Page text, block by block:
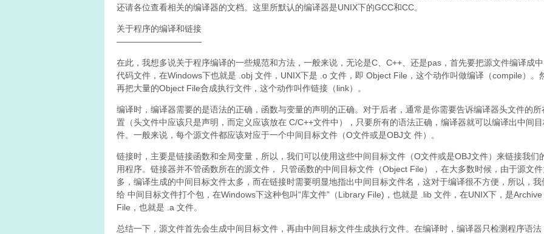
还请各位查看相关的编译器的文档。这里所默认的编译器是UNIX下的GCC和CC。
关于程序的编译和链接
——————————
在此，我想多说关于程序编译的一些规范和方法，一般来说，无论是C、C++、还是pas，首先要把源文件编译成
代码文件，在Windows下也就是 .obj 文件，UNIX下是 .o 文件，即 Object File，这个动作叫做编译（compile）。
再把大量的Object File合成执行文件，这个动作叫作链接（link）。
编译时，编译器需要的是语法的正确，函数与变量的声明的正确。对于后者，通常是你需要告诉编译器头文件的所
置（头文件中应该只是声明，而定义应该放在 C/C++文件中），只要所有的语法正确，编译器就可以编译出中间
件。一般来说，每个源文件都应该对应于一个中间目标文件（O文件或是OBJ文 件）。
链接时，主要是链接函数和全局变量，所以，我们可以使用这些中间目标文件（O文件或是OBJ文件）来链接我们
用程序。链接器并不管函数所在的源文件， 只管函数的中间目标文件（Object File），在大多数时候，由于源文
多，编译生成的中间目标文件太多，而在链接时需要明显地指出中间目标文件名，这对于编译很不方便，所以，我
给 中间目标文件打个包，在Windows下这种包叫“库文件”（Library File)，也就是 .lib 文件，在UNIX下，是Archive
File，也就是 .a 文件。
总结一下，源文件首先会生成中间目标文件，再由中间目标文件生成执行文件。在编译时，编译器只检测程序语法